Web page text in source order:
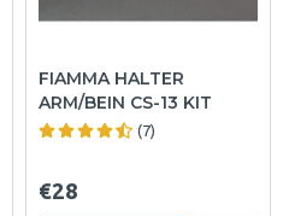
FIAMMA HALTER
ARM/BEIN CS-13 KIT
(7)
€28